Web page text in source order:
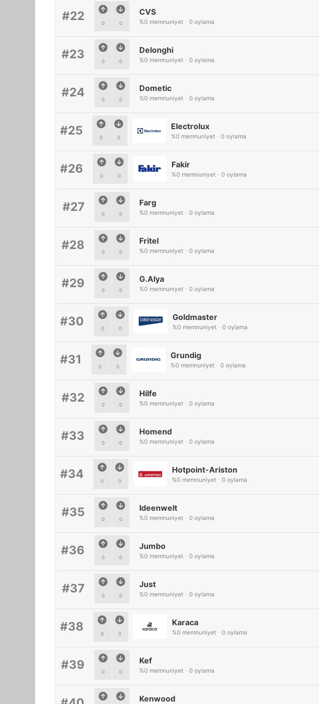
#22 0 0
CVS
%0 memnuniyet - 0 oylama
#23 0 0
Delonghi
%0 memnuniyet - 0 oylama
#24 0 0
Dometic
%0 memnuniyet - 0 oylama
#25 0 0
Electrolux
%0 memnuniyet - 0 oylama
#26 0 0
Fakir
%0 memnuniyet - 0 oylama
#27 0 0
Farg
%0 memnuniyet - 0 oylama
#28 0 0
Fritel
%0 memnuniyet - 0 oylama
#29 0 0
G.Alya
%0 memnuniyet - 0 oylama
#30 0 0
Goldmaster
%0 memnuniyet - 0 oylama
#31 0 0
Grundig
%0 memnuniyet - 0 oylama
#32 0 0
Hilfe
%0 memnuniyet - 0 oylama
#33 0 0
Homend
%0 memnuniyet - 0 oylama
#34 0 0
Hotpoint-Ariston
%0 memnuniyet - 0 oylama
#35 0 0
Ideenwelt
%0 memnuniyet - 0 oylama
#36 0 0
Jumbo
%0 memnuniyet - 0 oylama
#37 0 0
Just
%0 memnuniyet - 0 oylama
#38 0 0
Karaca
%0 memnuniyet - 0 oylama
#39 0 0
Kef
%0 memnuniyet - 0 oylama
Kenwood